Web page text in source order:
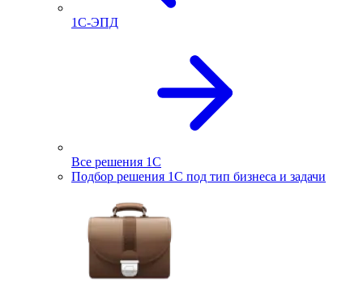
1С-ЭПД
Все решения 1С
Подбор решения 1С под тип бизнеса и задачи